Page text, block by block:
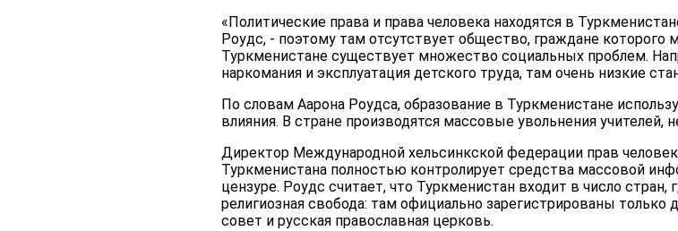
«Политические права и права человека находятся в
Роудс, - поэтому там отсутствует общество, граждане которого
Туркменистане существует множество социальных проблем.
наркомания и эксплуатация детского труда, там очень низкие
По словам Аарона Роудса, образование в Туркменистане
влияния. В стране производятся массовые увольнения
Директор Международной хельсинкской федерации прав
Туркменистана полностью контролирует средства массовой
цензуре. Роудс считает, что Туркменистан входит в число стран,
религиозная свобода: там официально зарегистрированы
совет и русская православная церковь.